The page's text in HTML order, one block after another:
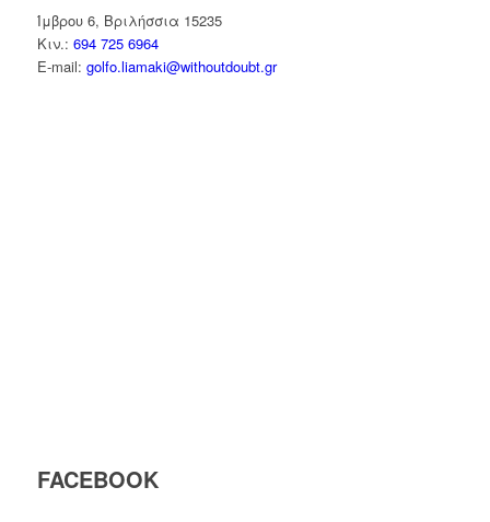
Ίμβρου 6, Βριλήσσια 15235
Κιν.: 694 725 6964
E-mail: golfo.liamaki@withoutdoubt.gr
FACEBOOK